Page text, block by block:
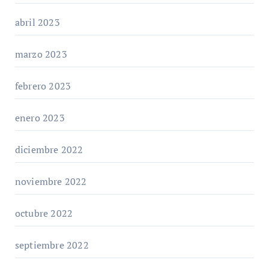
abril 2023
marzo 2023
febrero 2023
enero 2023
diciembre 2022
noviembre 2022
octubre 2022
septiembre 2022